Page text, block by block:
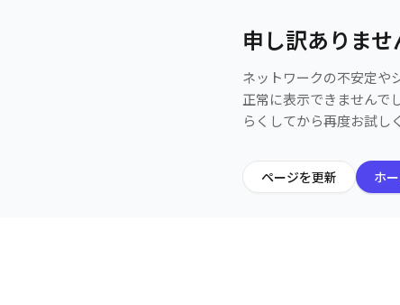
申し訳ありま
ネットワークの不安定や
正常に表示できませんで
らくしてから再度お試し
ページを更新 ホ